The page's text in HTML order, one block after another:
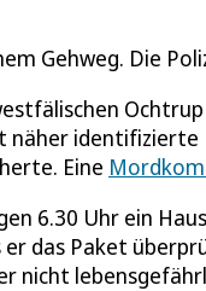
Gehweg. Die
Eine
6.30 Uhr ein
das Paket
nicht